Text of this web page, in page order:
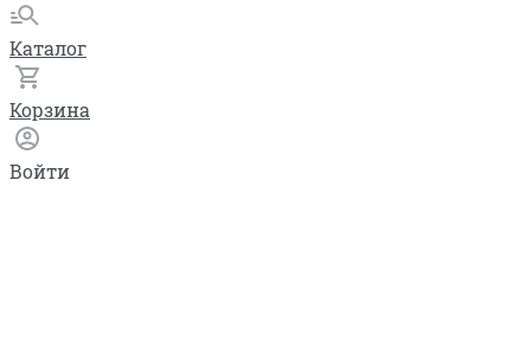
Каталог
Корзина
Войти